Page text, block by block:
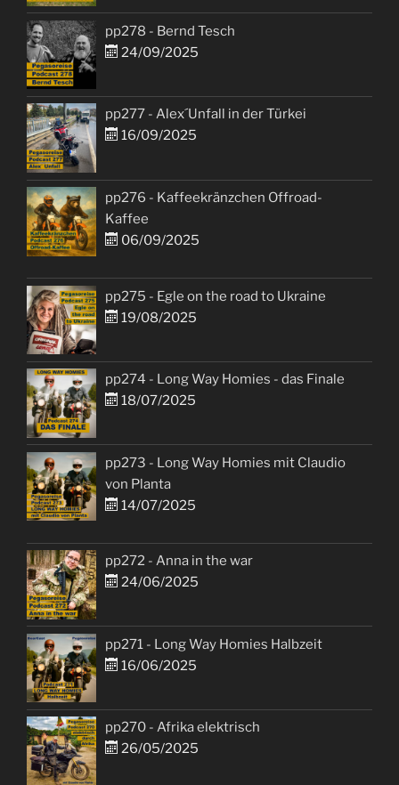
pp278 - Bernd Tesch
24/09/2025
pp277 - Alex´Unfall in der Türkei
16/09/2025
pp276 - Kaffeekränzchen Offroad-
Kaffee
06/09/2025
pp275 - Egle on the road to Ukraine
19/08/2025
pp274 - Long Way Homies - das Finale
18/07/2025
pp273 - Long Way Homies mit Claudio
von Planta
14/07/2025
pp272 - Anna in the war
24/06/2025
pp271 - Long Way Homies Halbzeit
16/06/2025
pp270 - Afrika elektrisch
26/05/2025